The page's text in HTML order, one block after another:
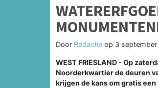
Door Redactie op 3
WEST FRIESLAND - Op
Noorderkwartier de deuren
krijgen de kans om gratis